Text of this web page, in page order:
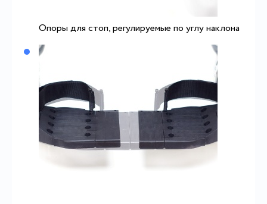
Опоры для стоп, регулируемые по углу наклона